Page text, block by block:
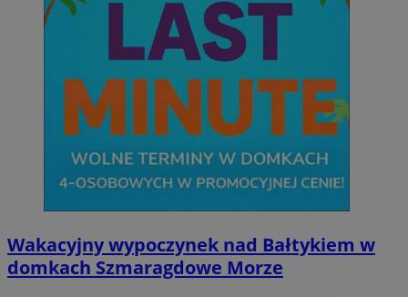
Wakacyjny wypoczynek nad Bałtykiem w
domkach Szmaragdowe Morze